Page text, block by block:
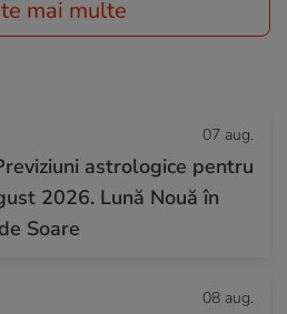
mai multe
07 aug.
astrologice pentru
2026. Lună Nouă în
Soare
08 aug.